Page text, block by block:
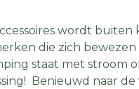
wordt
die zich
staat met stroom
Benieuwd naar